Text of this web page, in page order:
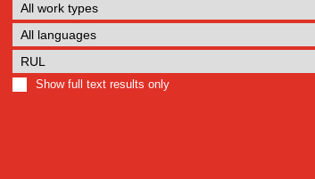
Show full text results only